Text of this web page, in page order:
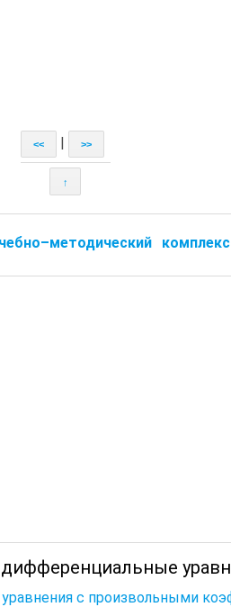
<< >>
↑
с произвольными